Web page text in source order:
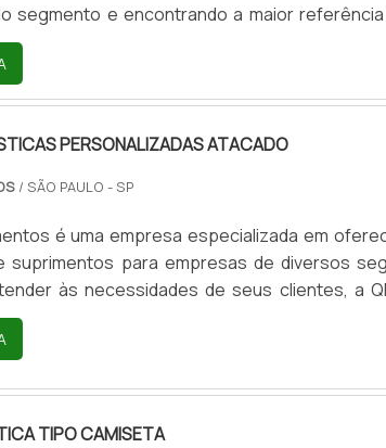
segmento e encontrando a maior referência
a busca é por sacaria de ráfia preço
de Sacaria irá encontrar precisão com
comercialização de embalagens de
PERSONALIZADAS ATACADO
/ SÃO PAULO - SP
é uma empresa especializada em
suprimentos para empresas de diversos
às necessidades de seus clientes, a
sacolas plásticas personalizadas atacado,
empresas que desejam divulgar sua
TIPO CAMISETA